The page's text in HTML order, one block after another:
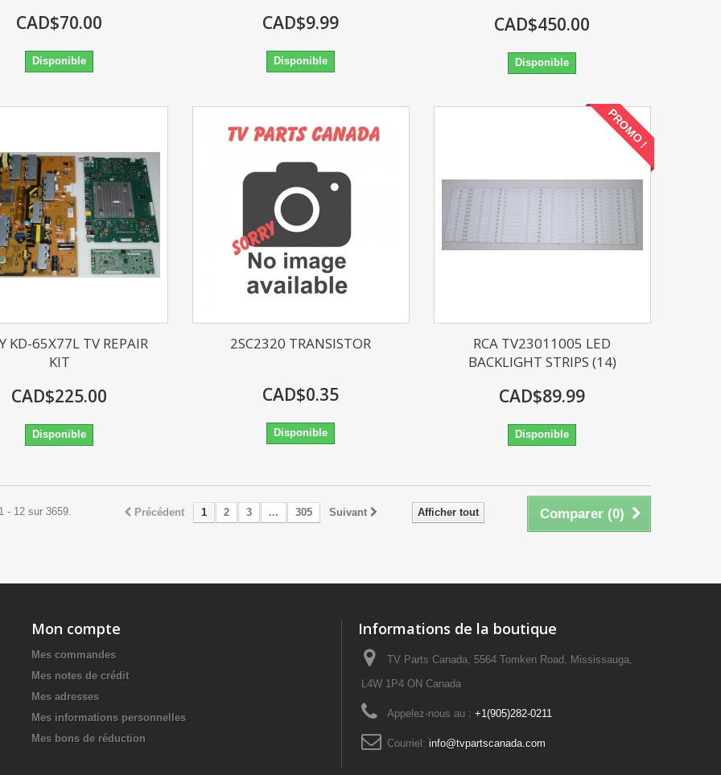
CAD$70.00
Disponible
CAD$9.99
Disponible
CAD$450.00
Disponible
KD-65X77L TV REPAIR
KIT
CAD$225.00
Disponible
2SC2320 TRANSISTOR
CAD$0.35
Disponible
PROMO !
RCA TV23011005 LED
BACKLIGHT STRIPS (14)
CAD$89.99
Disponible
Comparer (0)
Afficher tout
Précédent 1 2 3 ... 305 Suivant
- 12 sur 3659.
Mon compte
Mes commandes
Mes notes de crédit
Mes adresses
Mes informations personnelles
Mes bons de réduction
Informations de la boutique
TV Parts Canada, 5564 Tomken Road, Mississauga,
L4W 1P4 ON Canada
Appelez-nous au : +1(905)282-0211
Courriel: info@tvpartscanada.com